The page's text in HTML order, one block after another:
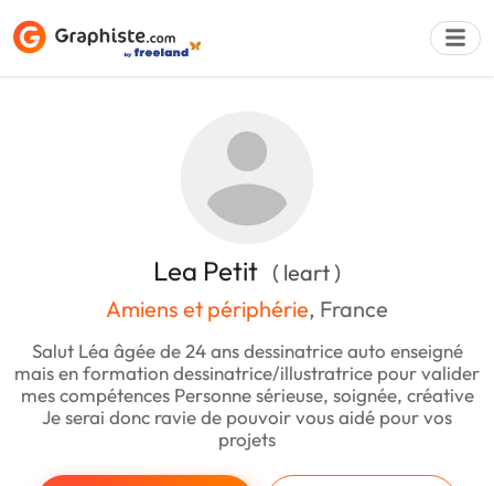
Lea Petit ( leart )
Amiens et périphérie, France
Salut Léa âgée de 24 ans dessinatrice auto enseigné
mais en formation dessinatrice/illustratrice pour valider
mes compétences Personne sérieuse, soignée, créative
Je serai donc ravie de pouvoir vous aidé pour vos
projets